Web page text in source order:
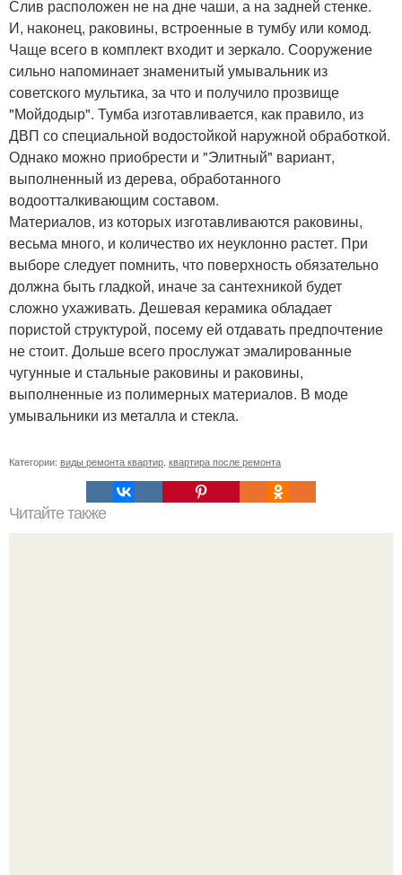
Слив расположен не на дне чаши, а на задней стенке.
И, наконец, раковины, встроенные в тумбу или комод.
Чаще всего в комплект входит и зеркало. Сооружение
сильно напоминает знаменитый умывальник из
советского мультика, за что и получило прозвище
"Мойдодыр". Тумба изготавливается, как правило, из
ДВП со специальной водостойкой наружной обработкой.
Однако можно приобрести и "Элитный" вариант,
выполненный из дерева, обработанного
водоотталкивающим составом.
Материалов, из которых изготавливаются раковины,
весьма много, и количество их неуклонно растет. При
выборе следует помнить, что поверхность обязательно
должна быть гладкой, иначе за сантехникой будет
сложно ухаживать. Дешевая керамика обладает
пористой структурой, посему ей отдавать предпочтение
не стоит. Дольше всего прослужат эмалированные
чугунные и стальные раковины и раковины,
выполненные из полимерных материалов. В моде
умывальники из металла и стекла.
Категории: виды ремонта квартир квартира после ремонта
Читайте также